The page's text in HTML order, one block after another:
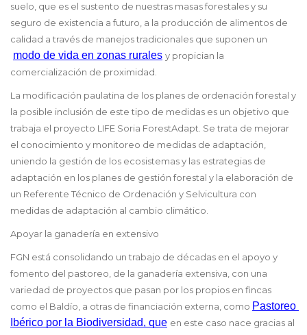
suelo, que es el sustento de nuestras masas forestales y su
seguro de existencia a futuro, a la producción de alimentos de
calidad a través de manejos tradicionales que suponen un
modo de vida en zonas rurales y propician la
comercialización de proximidad.
La modificación paulatina de los planes de ordenación forestal y
la posible inclusión de este tipo de medidas es un objetivo que
trabaja el proyecto LIFE Soria ForestAdapt. Se trata de mejorar
el conocimiento y monitoreo de medidas de adaptación,
uniendo la gestión de los ecosistemas y las estrategias de
adaptación en los planes de gestión forestal y la elaboración de
un Referente Técnico de Ordenación y Selvicultura con
medidas de adaptación al cambio climático.
Apoyar la ganadería en extensivo
FGN está consolidando un trabajo de décadas en el apoyo y
fomento del pastoreo, de la ganadería extensiva, con una
variedad de proyectos que pasan por los propios en fincas
como el Baldío, a otras de financiación externa, como Pastoreo
Ibérico por la Biodiversidad, que en este caso nace gracias al